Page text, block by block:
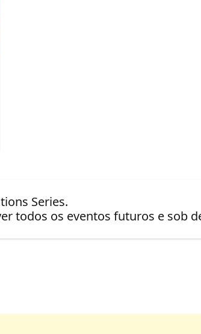
Series.
todos os eventos futuros e sob